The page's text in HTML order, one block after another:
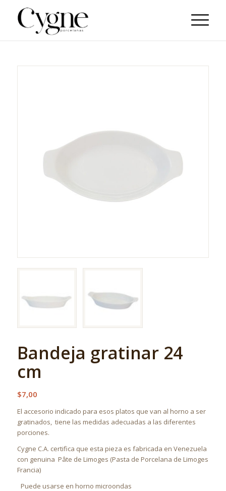
Bandeja gratinar 24
cm
$7,00
El accesorio indicado para esos platos que van al horno a ser
gratinados, tiene las medidas adecuadas a las diferentes
porciones.
Cygne C.A. certifica que esta pieza es fabricada en Venezuela
con genuina Pâte de Limoges (Pasta de Porcelana de Limoges
Francia)
Puede usarse en horno microondas